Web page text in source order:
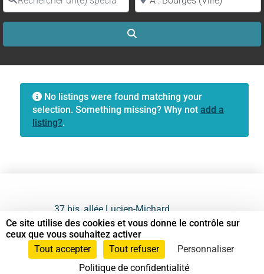
No listings were found matching your
selection. Something missing? Why not add a
listing?.
37 bis, allée Lucien-Michard
93190 Livry-Gargan
06 61 87 28 09
Ce site utilise des cookies et vous donne le contrôle sur
ceux que vous souhaitez activer
Tout accepter
Tout refuser
Personnaliser
Politique de confidentialité